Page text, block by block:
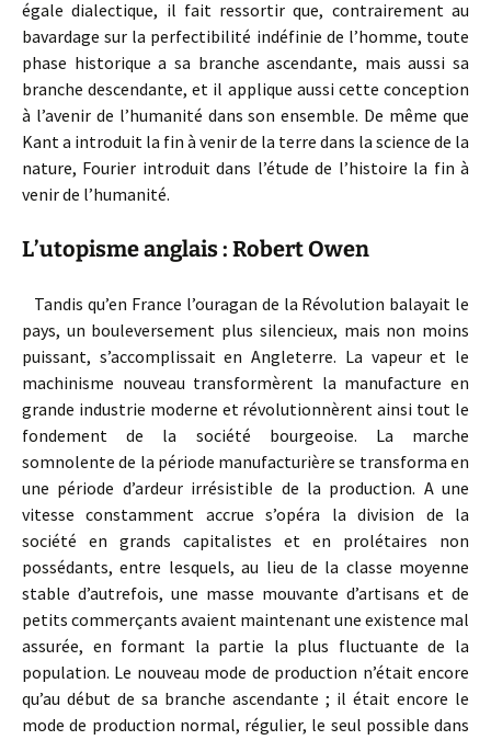
égale dialectique, il fait ressortir que, contrairement au
bavardage sur la perfectibilité indéfinie de l’homme, toute
phase historique a sa branche ascendante, mais aussi sa
branche descendante, et il applique aussi cette conception
à l’avenir de l’humanité dans son ensemble. De même que
Kant a introduit la fin à venir de la terre dans la science de la
nature, Fourier introduit dans l’étude de l’histoire la fin à
venir de l’humanité.
L’utopisme anglais : Robert Owen
Tandis qu’en France l’ouragan de la Révolution balayait le
pays, un bouleversement plus silencieux, mais non moins
puissant, s’accomplissait en Angleterre. La vapeur et le
machinisme nouveau transformèrent la manufacture en
grande industrie moderne et révolutionnèrent ainsi tout le
fondement de la société bourgeoise. La marche
somnolente de la période manufacturière se transforma en
une période d’ardeur irrésistible de la production. A une
vitesse constamment accrue s’opéra la division de la
société en grands capitalistes et en prolétaires non
possédants, entre lesquels, au lieu de la classe moyenne
stable d’autrefois, une masse mouvante d’artisans et de
petits commerçants avaient maintenant une existence mal
assurée, en formant la partie la plus fluctuante de la
population. Le nouveau mode de production n’était encore
qu’au début de sa branche ascendante ; il était encore le
mode de production normal, régulier, le seul possible dans